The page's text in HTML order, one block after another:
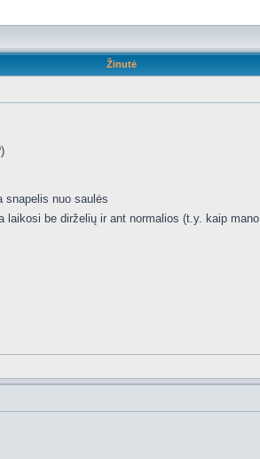
Žinutė
snapelis nuo saulės
laikosi be dirželių ir ant normalios (t.y. kaip mano